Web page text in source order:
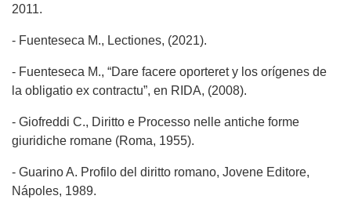
2011.
- Fuenteseca M., Lectiones, (2021).
- Fuenteseca M., “Dare facere oporteret y los orígenes de
la obligatio ex contractu”, en RIDA, (2008).
- Giofreddi C., Diritto e Processo nelle antiche forme
giuridiche romane (Roma, 1955).
- Guarino A. Profilo del diritto romano, Jovene Editore,
Nápoles, 1989.